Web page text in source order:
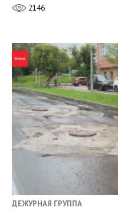
2146
ДЕЖУРНАЯ ГРУППА